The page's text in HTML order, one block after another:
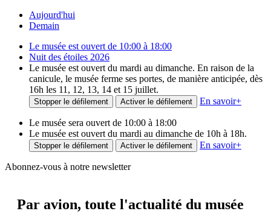
Aujourd'hui
Demain
Le musée est ouvert de 10:00 à 18:00
Nuit des étoiles 2026
Le musée est ouvert du mardi au dimanche. En raison de la
canicule, le musée ferme ses portes, de manière anticipée, dès
16h les 11, 12, 13, 14 et 15 juillet.
Stopper le défilement Activer le défilement En savoir+
Le musée sera ouvert de 10:00 à 18:00
Le musée est ouvert du mardi au dimanche de 10h à 18h.
Stopper le défilement Activer le défilement En savoir+
Abonnez-vous à notre newsletter
Par avion, toute l'actualité du musée